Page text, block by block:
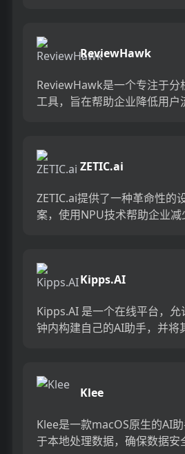
ReviewHawk
ReviewHawk是一个专注于分
工具，旨在帮助企业降低用户
ZETIC.ai
ZETIC.ai提供了一种革命性的
案，使用NPU技术帮助企业
Kipps.AI
Kipps.AI 是一个在线平台，允
钟内构建自己的AI助手，并将
Klee
Klee是一款macOS原生的AI
于本地处理数据，确保数据安